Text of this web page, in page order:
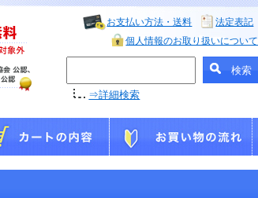
お支払い方法・送料
法定表記
個人情報のお取り扱いについて
⇒詳細検索